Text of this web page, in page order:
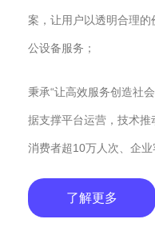
案，让用户以透明合理
公设备服务；
秉承“让高效服务创造社
据支撑平台运营，技术
消费者超10万人次、企业
了解更多